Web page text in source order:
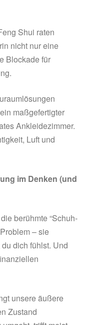
Shui raten
nicht nur eine
Blockade für
maßgefertigter
Ankleidezimmer.
Luft und
im Denken (und
berühmte “Schuh-
– sie
dich fühlst. Und
unsere äußere
Zustand